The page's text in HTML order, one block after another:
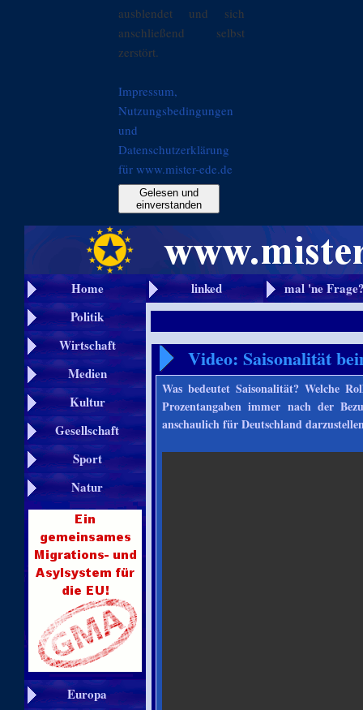
ausblendet und sich
anschließend selbst
zerstört.
Impressum,
Nutzungsbedingungen
und
Datenschutzerklärung
für www.mister-ede.de
Gelesen und
einverstanden
Home linked
mal 'ne
Politik
Wirtschaft
Medien
Kultur
Gesellschaft
Sport
Natur
Europa
Video: Saisonalität
Was bedeutet Saisonalität? Welche
Prozentangaben immer nach der
anschaulich für Deutschland